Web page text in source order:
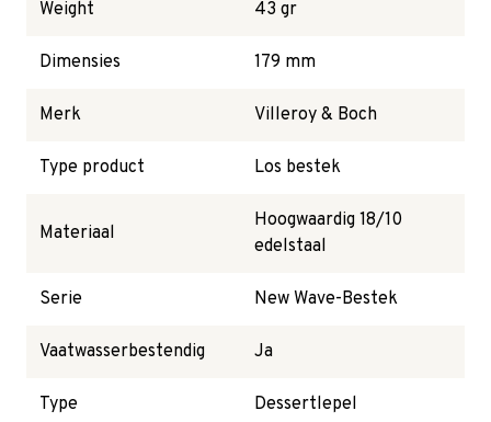
Weight 43 gr
Dimensies 179 mm
Merk Villeroy & Boch
Type product Los bestek
Materiaal
Hoogwaardig 18/10
edelstaal
Serie New Wave-Bestek
Vaatwasserbestendig Ja
Type Dessertlepel